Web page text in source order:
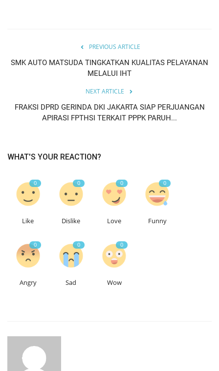
PREVIOUS ARTICLE
SMK AUTO MATSUDA TINGKATKAN KUALITAS PELAYANAN
MELALUI IHT
NEXT ARTICLE
FRAKSI DPRD GERINDA DKI JAKARTA SIAP PERJUANGAN
APIRASI FPTHSI TERKAIT PPPK PARUH...
WHAT'S YOUR REACTION?
0
Like
0
Dislike
0
Love
0
Funny
0
Angry
0
Sad
0
Wow